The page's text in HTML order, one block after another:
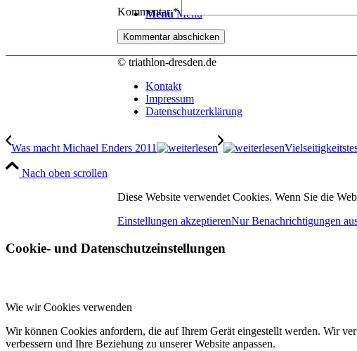
Menü Menü
Kommentar*
© triathlon-dresden.de
Kontakt
Impressum
Datenschutzerklärung
Was macht Michael Enders 2011
Nach oben scrollen
Diese Website verwendet Cookies. Wenn Sie die
Einstellungen akzeptierenNur Benachrichtigungen
Cookie- und Datenschutzeinstellungen
Wie wir Cookies verwenden
Wir können Cookies anfordern, die auf Ihrem Gerät eingestellt werden. Wir
verbessern und Ihre Beziehung zu unserer Website anpassen.